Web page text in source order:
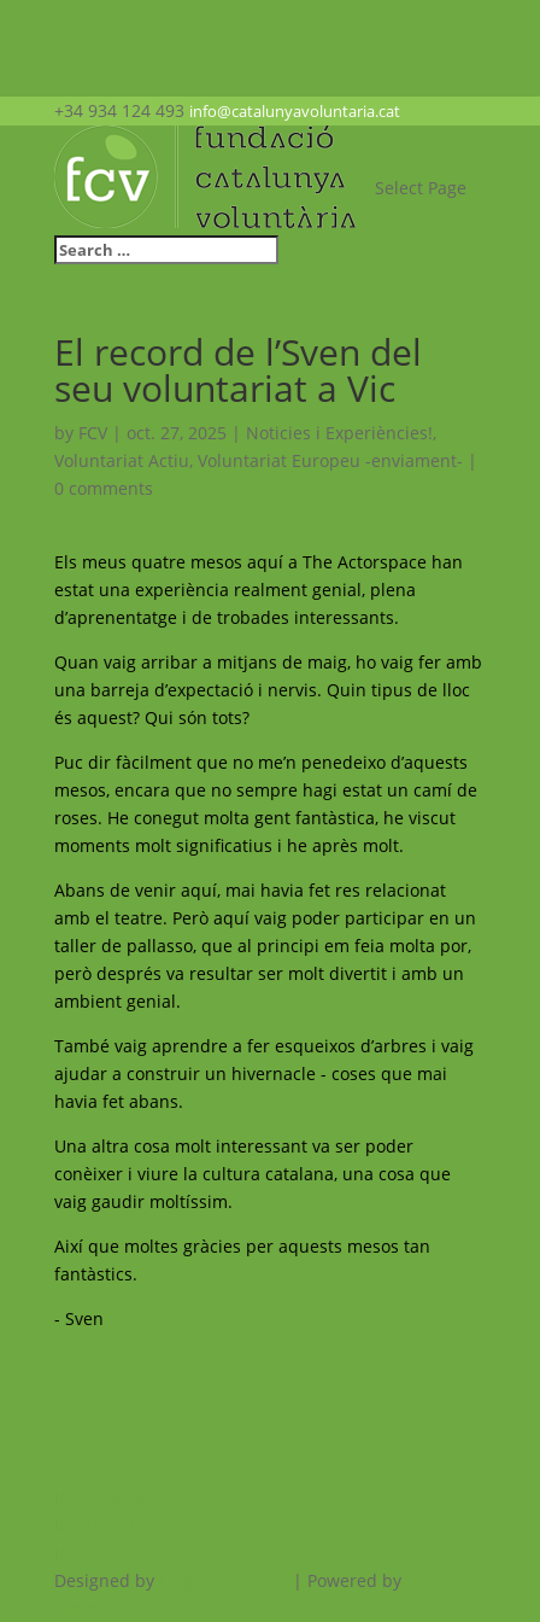
+34 934 124 493 info@catalunyavoluntaria.cat
Select Page
El record de l’Sven del
seu voluntariat a Vic
by FCV| oct. 27, 2025 | Noticies i Experiències!,
Voluntariat Actiu, Voluntariat Europeu -enviament- |
0 comments
Els meus quatre mesos aquí a The Actorspace han
estat una experiència realment genial, plena
d’aprenentatge i de trobades interessants.
Quan vaig arribar a mitjans de maig, ho vaig fer amb
una barreja d’expectació i nervis. Quin tipus de lloc
és aquest? Qui són tots?
Puc dir fàcilment que no me’n penedeixo d’aquests
mesos, encara que no sempre hagi estat un camí de
roses. He conegut molta gent fantàstica, he viscut
moments molt significatius i he après molt.
Abans de venir aquí, mai havia fet res relacionat
amb el teatre. Però aquí vaig poder participar en un
taller de pallasso, que al principi em feia molta por,
però després va resultar ser molt divertit i amb un
ambient genial.
També vaig aprendre a fer esqueixos d’arbres i vaig
ajudar a construir un hivernacle - coses que mai
havia fet abans.
Una altra cosa molt interessant va ser poder
conèixer i viure la cultura catalana, una cosa que
vaig gaudir moltíssim.
Així que moltes gràcies per aquests mesos tan
fantàstics.
- Sven
Designed by
| Powered by